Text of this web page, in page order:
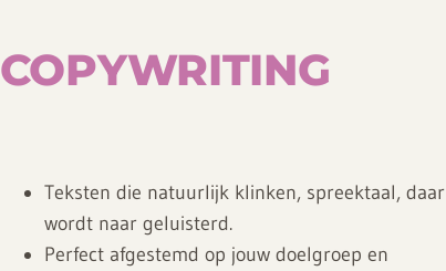
COPYWRITING
Teksten die natuurlijk klinken, spreektaal, daar
wordt naar geluisterd.
Perfect afgestemd op jouw doelgroep en